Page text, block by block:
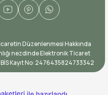
Düzenlenmesi Hakkında
nezdinde Elektronik Ticaret
Kayıt No: ​2476435824733342